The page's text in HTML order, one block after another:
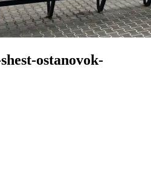
ostanovok-